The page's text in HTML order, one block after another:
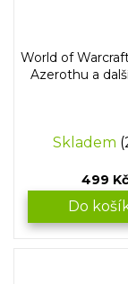
World of
Azerothu a
Skladem
499 Kč
Do